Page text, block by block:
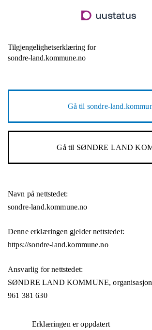
til
Tilgjengelighetserklæring for
sondre-land.kommune.no
Gå til sondre-
Gå til SØNDRE LAND
Navn på nettstedet:
sondre-land.kommune.no
Denne erklæringen gjelder nettstedet:
https://sondre-land.kommune.no
Ansvarlig for nettstedet:
SØNDRE LAND KOMMUNE,
961 381 630
Erklæringen er oppdatert